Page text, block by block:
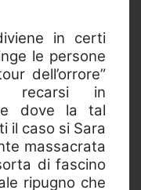
in certi
le persone
dell’orrore”
recarsi in
dove la tal
il caso si Sara
massacrata
di fascino
ripugno che